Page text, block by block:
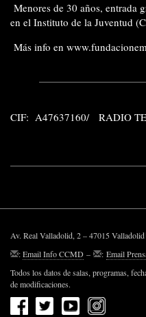
Menores de 30 años, entrada
en el Instituto de la Juventud
Más info en
CIF: A47637160/ RADIO
Av. Real Valladolid, 2 – 47015 Valladolid
:Email Info CCMD – : Email
Todos los datos de salas, programas,
de modificaciones.